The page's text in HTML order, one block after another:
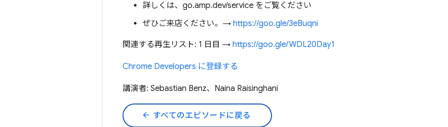
詳しくは、go.amp.dev/service をご覧ください
ぜひご来店ください。→ https://goo.gle/3eBuqni
関連する再生リスト: 1 日目 → https://goo.gle/WDL20Day1
Chrome Developers に登録する
講演者: Sebastian Benz、Naina Raisinghani
arrow_back すべてのエピソードに戻る